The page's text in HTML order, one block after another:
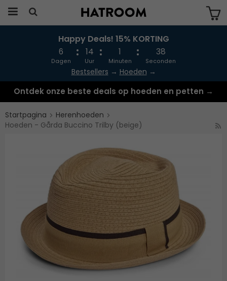
Produkten har blivit tillagd i varukorgen
Happy Deals! 15% KORTING
6
Dagen
14
Uur
1
Minuten
38
Seconden
Bestsellers → Hoeden →
Ontdek onze beste deals op hoeden en petten →
Startpagina
Herenhoeden
Hoeden - Gårda Buccino Trilby (beige)